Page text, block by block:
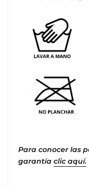
Para conocer las
garantía clic aquí.